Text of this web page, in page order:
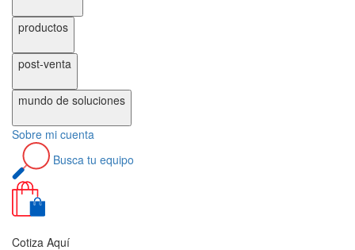
productos
post-venta
mundo de soluciones
Sobre mi cuenta
Busca tu equipo
Cotiza Aquí